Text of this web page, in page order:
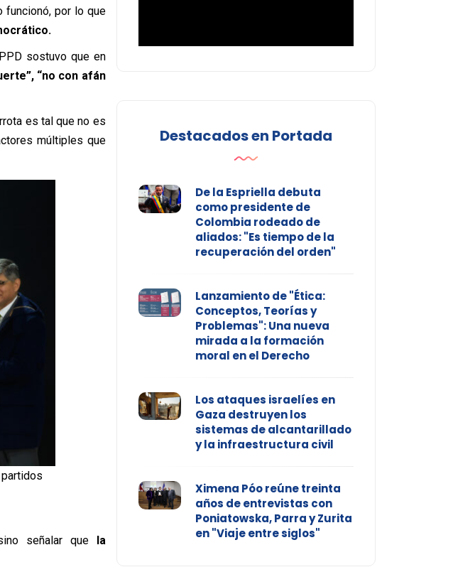
funcionó, por lo que
sostuvoque en
“no con afán
es tal que no es
múltiples que
señalar que la
Destacados en Portada
De la Espriella debuta
como presidente de
Colombia rodeado de
aliados: "Es tiempo de la
recuperación del orden"
Lanzamiento de "Ética:
Conceptos, Teorías y
Problemas": Una nueva
mirada a la formación
moral en el Derecho
Los ataques israelíes en
Gaza destruyen los
sistemas de alcantarillado
y la infraestructura civil
Ximena Póo reúne treinta
años de entrevistas con
Poniatowska, Parra y Zurita
en "Viaje entre siglos"